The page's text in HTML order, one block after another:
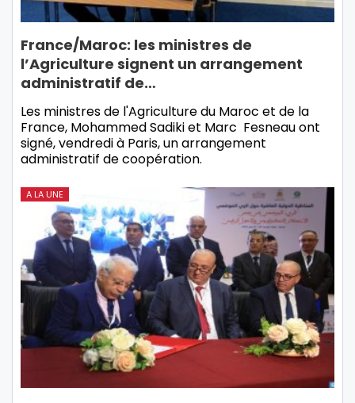
France/Maroc: les ministres de
l’Agriculture signent un arrangement
administratif de…
Les ministres de l'Agriculture du Maroc et de la
France, Mohammed Sadiki et Marc Fesneau ont
signé, vendredi à Paris, un arrangement
administratif de coopération.
A LA UNE